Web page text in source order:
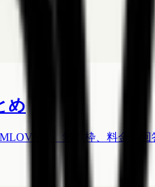
め
を、無料枠、料金、